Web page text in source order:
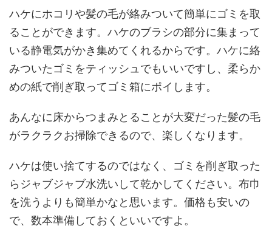
ハケにホコリや髪の毛が絡みついて簡単にゴミを取
ることができます。ハケのブラシの部分に集まって
いる静電気がかき集めてくれるからです。ハケに絡
みついたゴミをティッシュでもいいですし、柔らか
めの紙で削ぎ取ってゴミ箱にポイします。
あんなに床からつまみとることが大変だった髪の毛
がラクラクお掃除できるので、楽しくなります。
ハケは使い捨てするのではなく、ゴミを削ぎ取った
らジャブジャブ水洗いして乾かしてください。布巾
を洗うよりも簡単かなと思います。価格も安いの
で、数本準備しておくといいですよ。